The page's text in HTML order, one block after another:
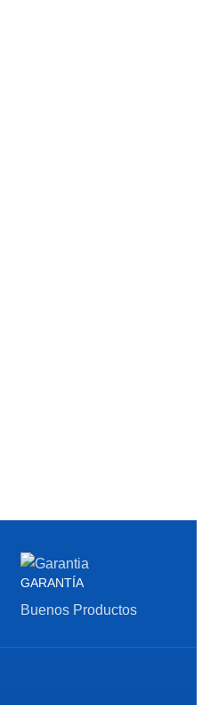
GARANTÍA
Buenos Productos